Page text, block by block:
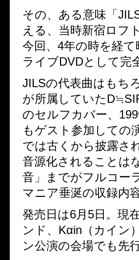
その、ある意味「
える、当時新宿ロフ
今回、4年の時を経
ライブDVDとして完
JILSの代表曲はもち
が所属していた
のセルフカバー、
もゲスト参加しての
では古くから披露さ
音源化されることは
音」までがフルコー
マニア垂涎の収録内
発売日は6月5日。現
ンド、Kαin（カイン
ン公演の会場でも先